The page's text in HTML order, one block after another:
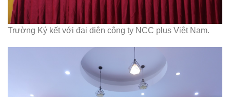
Trường Ký kết với đại diện công ty NCC plus Việt Nam.